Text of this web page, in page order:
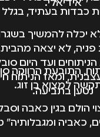
אידיאלי.
כבדות בעתיד, בגלל
יכלה להמשיך
לא יצאה
ועד היום
ומאז הניתוח
נטען בתביעה.
התובעת הרווקה
למצוא בן זוג.
הולם בגין כאבה
כאביה ומגבלותיה"